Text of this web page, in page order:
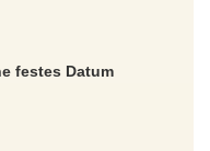
festes Datum